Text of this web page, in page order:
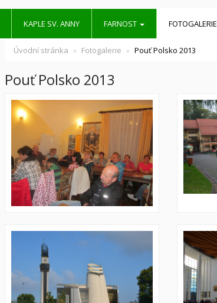
KAPLE SV. ANNY FARNOST FOTOGALERIE
Úvodní stránka Fotogalerie Pouť Polsko 2013
Pouť Polsko 2013